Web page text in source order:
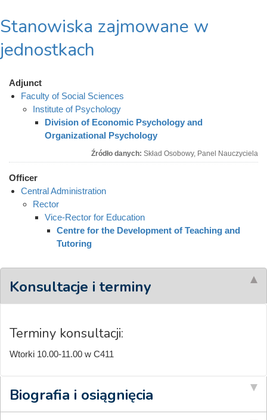
Stanowiska zajmowane w
jednostkach
Adjunct
Faculty of Social Sciences
Institute of Psychology
Division of Economic Psychology and
Organizational Psychology
Źródło danych: Skład Osobowy, Panel Nauczyciela
Officer
Central Administration
Rector
Vice-Rector for Education
Centre for the Development of Teaching and
Tutoring
Konsultacje i terminy
Terminy konsultacji:
Wtorki 10.00-11.00 w C411
Biografia i osiągnięcia